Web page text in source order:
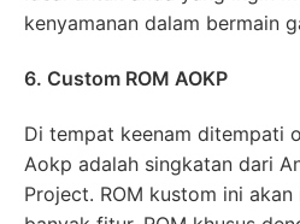
kenyamanan dalam bermain
6. Custom ROM AOKP
Di tempat keenam ditempati
Aokp adalah singkatan dari
Project. ROM kustom ini